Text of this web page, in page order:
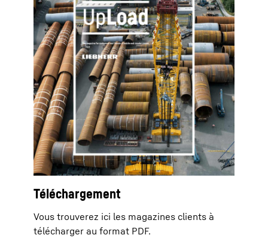
Téléchargement
Vous trouverez ici les magazines clients à
télécharger au format PDF.